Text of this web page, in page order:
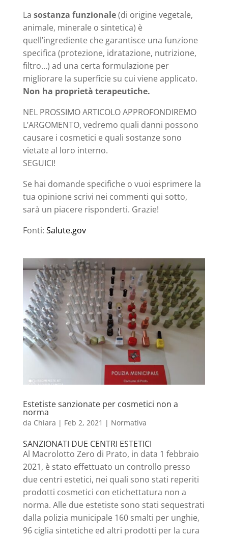
La sostanza funzionale(di origine vegetale,
animale, minerale o sintetica) è
quell’ingrediente che garantisce una funzione
specifica (protezione, idratazione, nutrizione,
filtro…) ad una certa formulazione per
migliorare la superficie su cui viene applicato.
Non ha proprietà terapeutiche.
NEL PROSSIMO ARTICOLO APPROFONDIREMO
L’ARGOMENTO, vedremo quali danni possono
causare i cosmetici e quali sostanze sono
vietate al loro interno.
SEGUICI!
Se hai domande specifiche o vuoi esprimere la
tua opinione scrivi nei commenti qui sotto,
sarà un piacere risponderti. Grazie!
Fonti: Salute.gov
Estetiste sanzionate per cosmetici non a
norma
da Chiara | Feb 2, 2021 | Normativa
SANZIONATI DUE CENTRI ESTETICI
Al Macrolotto Zero di Prato, in data 1 febbraio
2021, è stato effettuato un controllo presso
due centri estetici, nei quali sono stati reperiti
prodotti cosmetici con etichettatura non a
norma. Alle due estetiste sono stati sequestrati
dalla polizia municipale 160 smalti per unghie,
96 ciglia sintetiche ed altri prodotti per la cura